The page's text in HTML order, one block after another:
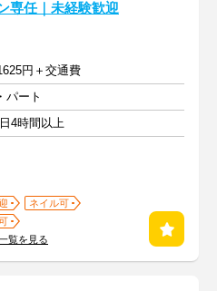
専任｜未経験歓迎
円＋交通費
パート
4時間以上
ネイル可
覧を見る